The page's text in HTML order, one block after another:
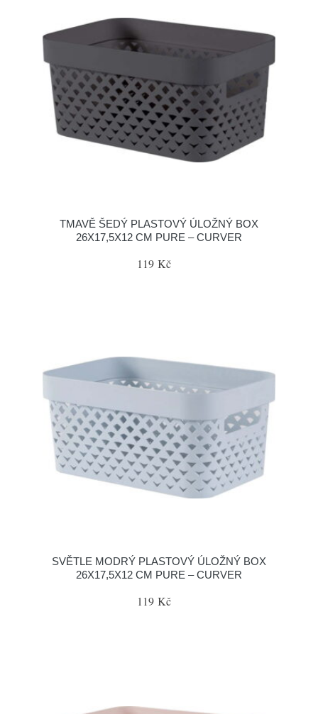
TMAVĚ ŠEDÝ PLASTOVÝ ÚLOŽNÝ BOX
26X17,5X12 CM PURE – CURVER
119 Kč
SVĚTLE MODRÝ PLASTOVÝ ÚLOŽNÝ BOX
26X17,5X12 CM PURE – CURVER
119 Kč